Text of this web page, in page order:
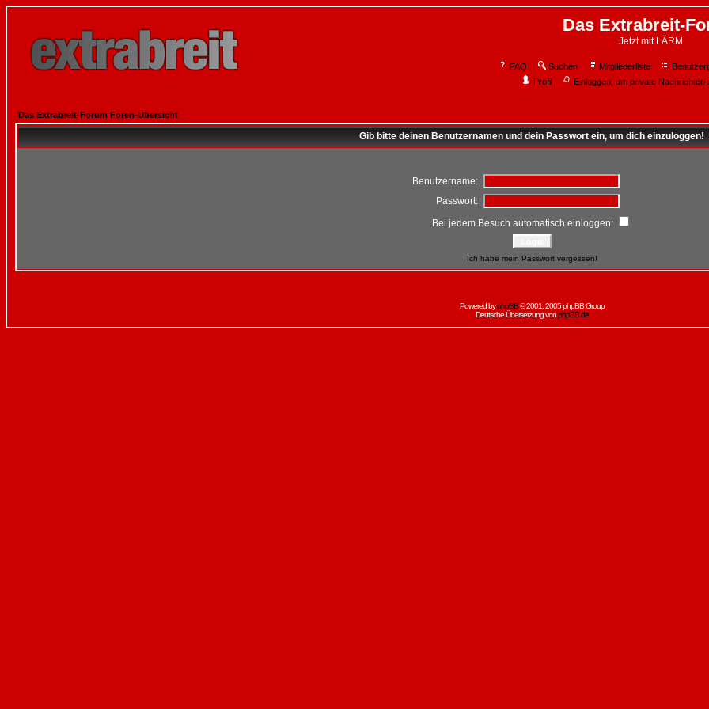
Das Extrabreit-
Jetzt mit LÄRM
FAQ Suchen Mitgliederliste
Profil
Einloggen, um private Nachrichten
Das Extrabreit-Forum Foren-Übersicht
Gib bitte deinen Benutzernamen und dein Passwort ein, um dich einzuloggen!
Benutzername:
Passwort:
Bei jedem Besuch automatisch einloggen:
Ich habe mein Passwort vergessen!
Powered byphpBB© 2001, 2005 phpBB Group
Deutsche Übersetzung vonphpBB.de